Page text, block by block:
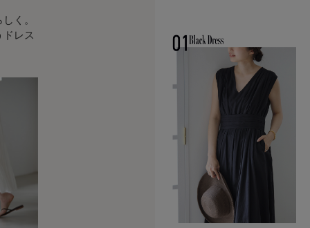
く。
レス